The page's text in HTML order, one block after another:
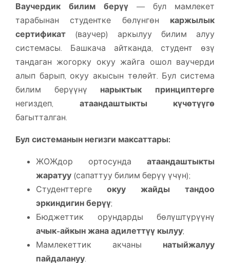
Ваучердик билим берүү — бул мамлекет
тарабынан студентке бөлүнгөн каржылык
сертификат (ваучер) аркылуу билим алуу
системасы. Башкача айтканда, студент өзү
тандаган жогорку окуу жайга ошол ваучерди
алып барып, окуу акысын төлөйт. Бул система
билим берүүнү нарыктык принциптерге
негиздеп, атаандаштыкты күчөтүүгө
багытталган.
Бул системанын негизги максаттары:
ЖОЖдор ортосунда атаандаштыкты
жаратуу (сапаттуу билим берүү үчүн);
Студенттерге окуу жайды тандоо
эркиндигин берүү;
Бюджеттик орундарды бөлүштүрүүнү
ачык-айкын жана адилеттүү кылуу;
Мамлекеттик акчаны натыйжалуу
пайдалануу